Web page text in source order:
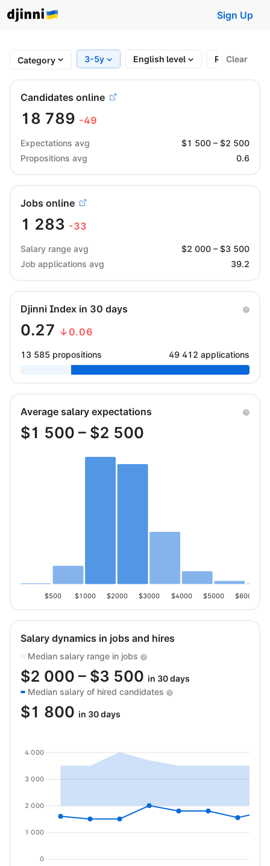
Sign Up
Category 3-5y English level Region
Clear
Candidates online
18 789 -49
Expectations avg $1 500 – $2 500
Propositions avg
0.6
Jobs online
1 283 -33
Salary range avg $2 000 – $3 500
Job applications avg
39.2
Djinni Index in 30 days
0.27 ↓0.06
13 585 propositions 49 412 applications
Average salary expectations
$1 500 – $2 500
$500 $1000 $2000 $3000 $4000 $5000 $6000
Salary dynamics in jobs and hires
Median salary range in jobs
$2 000 – $3 500 in 30 days
Median salary of hired candidates
$1 800 in 30 days
0
1 000
2 000
3 000
4 000